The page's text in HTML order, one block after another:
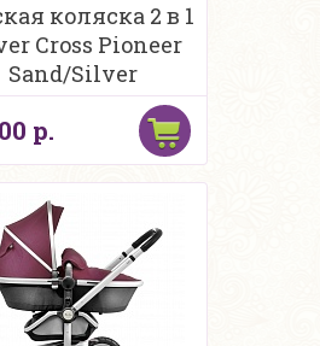
коляска 2 в 1
Cross Pioneer
Sand/Silver
р.